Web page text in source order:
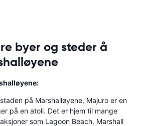
byer og steder å
på Marshalløyene, Majuro er en
på en atoll. Det er hjem til mange
som Lagoon Beach, Marshall